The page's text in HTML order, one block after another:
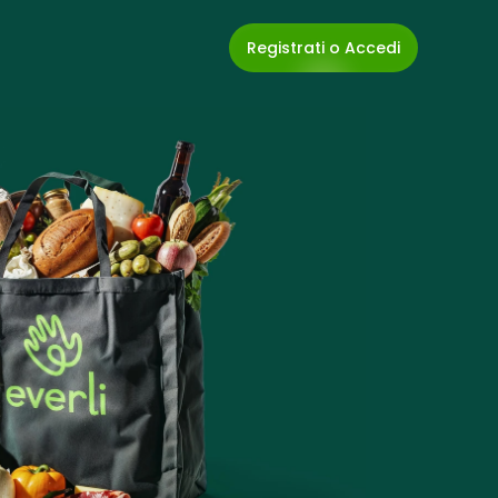
Registrati o Accedi